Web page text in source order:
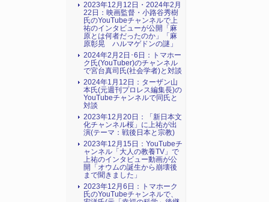
2023年12月12日・2024年2月
22日：映画監督・小路谷秀樹
氏のYouTubeチャンネルで上
祐のインタビューが公開「麻
原とは何者だったのか」「麻
原彰晃 ハルマゲドンの謎」
2024年2月2日･6日：トマホー
ク氏(YouTuber)のチャンネル
で宮台真司氏(社会学者)と対談
2024年1月12日：ターザン山
本氏(元週刊プロレス編集長)の
YouTubeチャンネルで同氏と
対談
2023年12月20日：「新日本文
化チャンネル桜」に上祐が出
演(テーマ：戦後日本と宗教)
2023年12月15日：YouTubeチ
ャンネル「大人の教養TV」で
上祐のインタビュー動画が公
開「オウムの誕生から崩壊後
まで聞きました」
2023年12月6日：トマホーク
氏のYouTubeチャンネルで、